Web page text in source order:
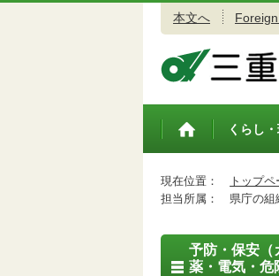
本文へ
トップペ
くらし
現在位置： トップペ
担当所属：
県庁の
予防・保安（
薬・電気・危